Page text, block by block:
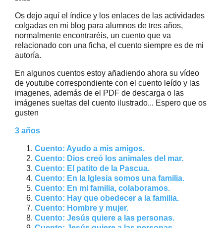
Os dejo aquí el índice y los enlaces de las actividades
colgadas en mi blog para alumnos de tres años,
normalmente encontraréis, un cuento que va
relacionado con una ficha, el cuento siempre es de mi
autoría.
En algunos cuentos estoy añadiendo ahora su vídeo
de youtube correspondiente con el cuento leído y las
imagenes, además de el PDF de descarga o las
imágenes sueltas del cuento ilustrado... Espero que os
gusten
3 años
Cuento: Ayudo a mis amigos.
Cuento: Dios creó los animales del mar.
Cuento: El patito de la Pascua.
Cuento: En la Iglesia somos una familia.
Cuento: En mi familia, colaboramos.
Cuento: Hay que obedecer a la familia.
Cuento: Hombre y mujer.
Cuento: Jesús quiere a las personas.